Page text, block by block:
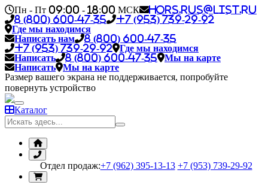
Пн - Пт 09:00 - 18:00 МСК
hors.rus@list.ru
8 (800) 600-47-35
+7 (953) 739-29-92
Где мы находимся
Написать нам
8 (800) 600-47-35
+7 (953) 739-29-92
Где мы находимся
Написать
8 (800) 600-47-35
Мы на карте
Написать
Мы на карте
Размер вашего экрана не поддерживается, попробуйте
повернуть устройство
Каталог
Отдел продаж:+7 (962) 395-13-13 +7 (953) 739-29-92